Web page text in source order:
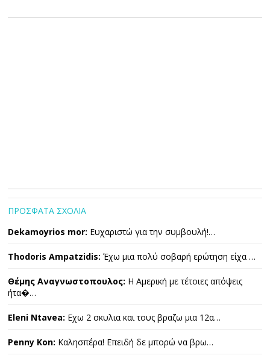
ΠΡΟΣΦΑΤΑ ΣΧΟΛΙΑ
Dekamoyrios mor: Ευχαριστώ για την συμβουλή!…
Thodoris Ampatzidis: Έχω μια πολύ σοβαρή ερώτηση είχα …
Θέμης Αναγνωστοπουλος: Η Αμερική με τέτοιες απόψεις
ήτα�…
Eleni Ntavea: Εχω 2 σκυλια και τους βραζω μια 12α…
Penny Kon: Καλησπέρα! Επειδή δε μπορώ να βρω…